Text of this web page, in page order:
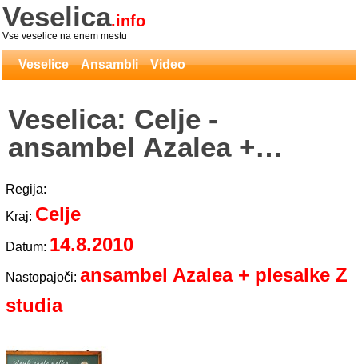
Veselica.info
Vse veselice na enem mestu
Veselice Ansambli Video
Veselica: Celje -
ansambel Azalea +
Regija:
Kraj: Celje
Datum: 14.8.2010
Nastopajoči: ansambel Azalea + plesalke Z
studia